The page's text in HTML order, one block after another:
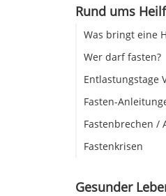
Rund ums
Was bringt eine
Wer darf fasten?
Entlastungstage
Fasten-
Fastenbrechen /
Fastenkrisen
Gesunder